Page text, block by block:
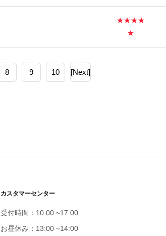
★★★★
★
8 9 10 [Next]
カスタマーセンター
受付時間：10:00 ~17:00
お昼休み：13:00 ~14:00